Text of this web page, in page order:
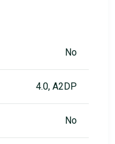
No
4.0, A2DP
No